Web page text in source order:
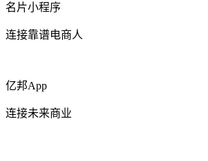
名片小程序
连接靠谱电商人
亿邦App
连接未来商业